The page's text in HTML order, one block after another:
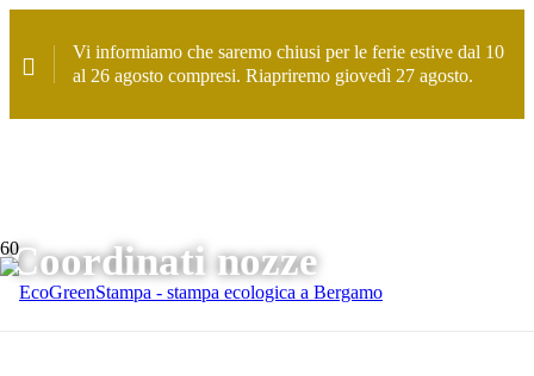
Vi informiamo che saremo chiusi per le ferie estive dal 10
al 26 agosto compresi. Riapriremo giovedì 27 agosto.
Coordinati nozze